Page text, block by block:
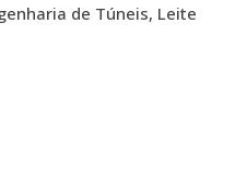
de Túneis, Leite